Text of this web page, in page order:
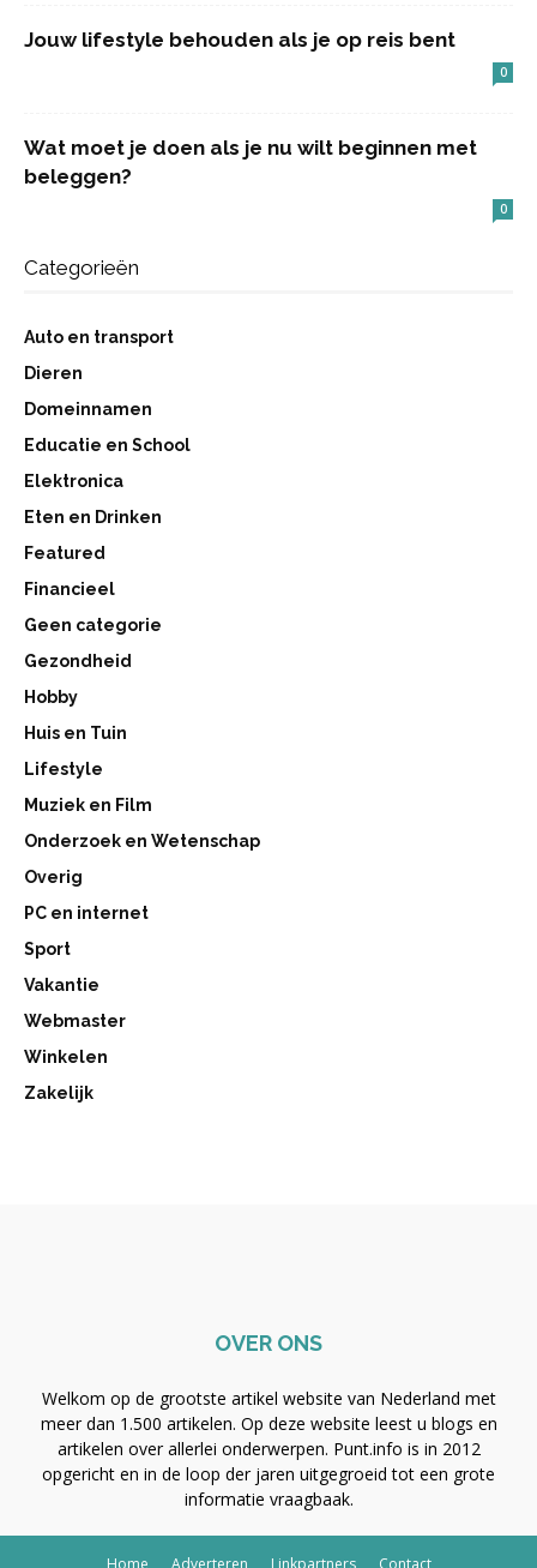
Jouw lifestyle behouden als je op reis bent
0
Wat moet je doen als je nu wilt beginnen met
beleggen?
0
Categorieën
Auto en transport
Dieren
Domeinnamen
Educatie en School
Elektronica
Eten en Drinken
Featured
Financieel
Geen categorie
Gezondheid
Hobby
Huis en Tuin
Lifestyle
Muziek en Film
Onderzoek en Wetenschap
Overig
PC en internet
Sport
Vakantie
Webmaster
Winkelen
Zakelijk
OVER ONS
Welkom op de grootste artikel website van Nederland met
meer dan 1.500 artikelen. Op deze website leest u blogs en
artikelen over allerlei onderwerpen. Punt.info is in 2012
opgericht en in de loop der jaren uitgegroeid tot een grote
informatie vraagbaak.